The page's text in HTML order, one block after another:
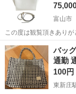
富山市
この度は観覧頂きありがとうございます
（出品中）の商品は仕
ります。 【受け渡し方法】 富山市で受け渡し出来る方、限定です。
※受け渡しは富山市内の
富山 富山市 バ
バッ
通勤
100円
東新庄